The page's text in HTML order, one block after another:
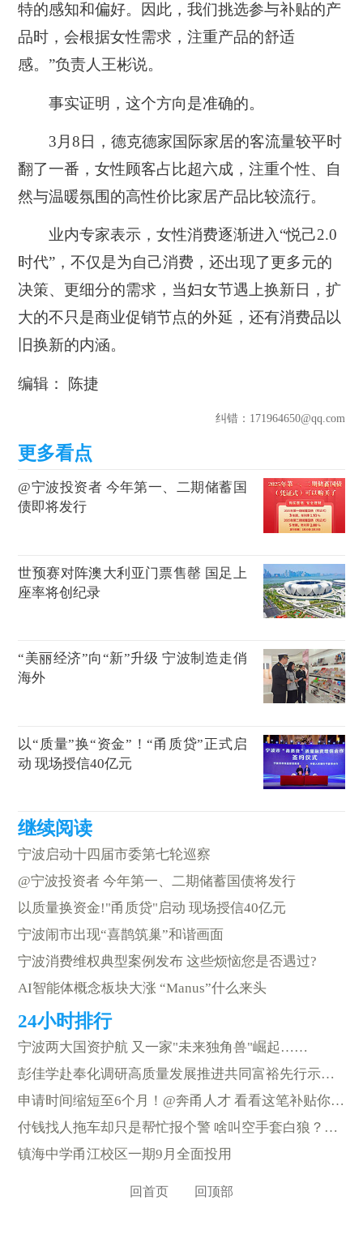
特的感知和偏好。因此，我们挑选参与补贴的产
品时，会根据女性需求，注重产品的舒适
感。”负责人王彬说。
事实证明，这个方向是准确的。
3月8日，德克德家国际家居的客流量较平时
翻了一番，女性顾客占比超六成，注重个性、自
然与温暖氛围的高性价比家居产品比较流行。
业内专家表示，女性消费逐渐进入“悦己2.0
时代”，不仅是为自己消费，还出现了更多元的
决策、更细分的需求，当妇女节遇上换新日，扩
大的不只是商业促销节点的外延，还有消费品以
旧换新的内涵。
编辑： 陈捷
纠错：171964650@qq.com
@宁波投资者 今年第一、二期储蓄国
债即将发行
世预赛对阵澳大利亚门票售罄 国足上
座率将创纪录
“美丽经济”向“新”升级 宁波制造走俏
海外
以“质量”换“资金”！“甬质贷”正式启
动 现场授信40亿元
宁波启动十四届市委第七轮巡察
@宁波投资者 今年第一、二期储蓄国债将发行
以质量换资金!"甬质贷"启动 现场授信40亿元
宁波闹市出现“喜鹊筑巢”和谐画面
宁波消费维权典型案例发布 这些烦恼您是否遇过?
AI智能体概念板块大涨 “Manus”什么来头
宁波两大国资护航 又一家"未来独角兽"崛起……
彭佳学赴奉化调研高质量发展推进共同富裕先行示范和春耕备耕工作
申请时间缩短至6个月！@奔甬人才 看看这笔补贴你能不能领？
付钱找人拖车却只是帮忙报个警 啥叫空手套白狼？这就是
镇海中学甬江校区一期9月全面投用
回首页 回顶部